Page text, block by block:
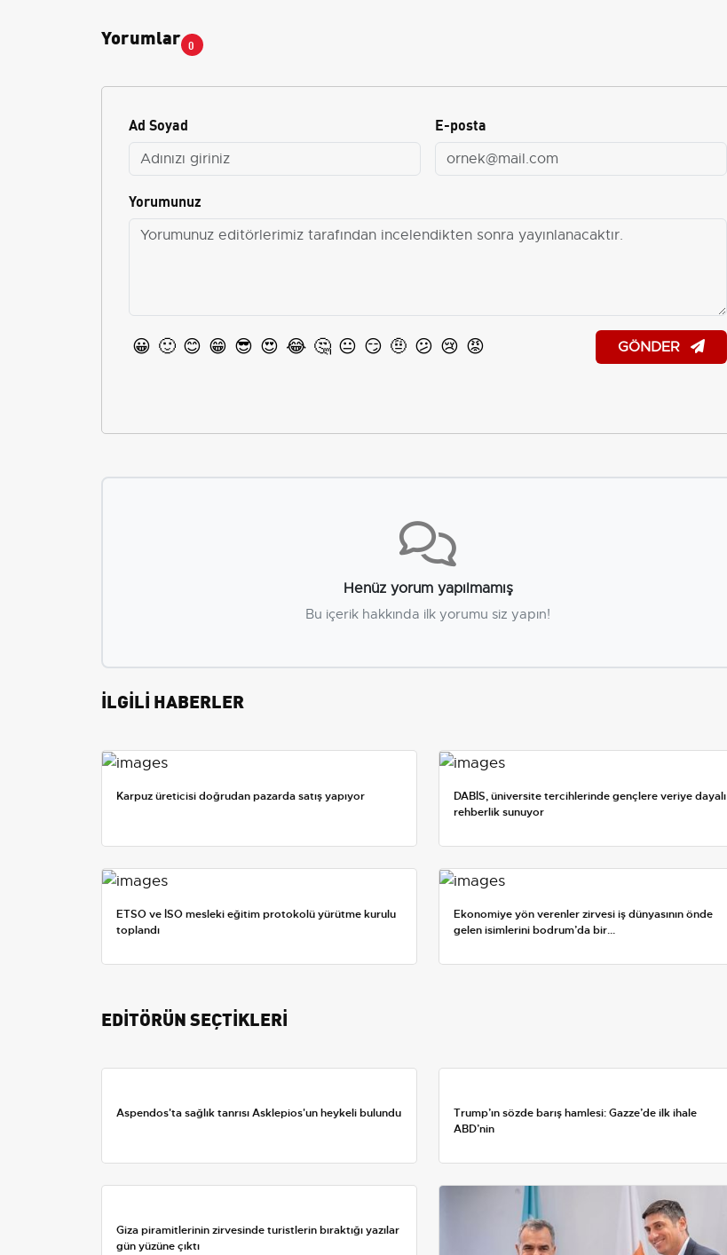
Yorumlar 0
Ad Soyad E-posta
Yorumunuz
😀 🙂 😊 😁 😎 😍 😂 🤔 😐 😏 🤨 😕 😢 😡 GÖNDER
Henüz yorum yapılmamış
Bu içerik hakkında ilk yorumu siz yapın!
İLGİLİ HABERLER
Karpuz üreticisi doğrudan pazarda satış yapıyor
DABİS, üniversite tercihlerinde gençlere veriye dayalı
rehberlik sunuyor
ETSO ve İSO mesleki eğitim protokolü yürütme kurulu
toplandı
Ekonomiye yön verenler zirvesi iş dünyasının önde
gelen isimlerini bodrum’da bir...
EDİTÖRÜN SEÇTİKLERİ
Aspendos'ta sağlık tanrısı Asklepios'un heykeli bulundu
Trump’ın sözde barış hamlesi: Gazze’de ilk ihale
ABD’nin
Giza piramitlerinin zirvesinde turistlerin bıraktığı yazılar
gün yüzüne çıktı